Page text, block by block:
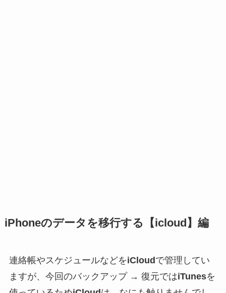
iPhoneのデータを移行する【icloud】編
連絡帳やスケジュールなどをiCloud で管理してい
ますが、今回のバックアップ → 復元ではiTunesを